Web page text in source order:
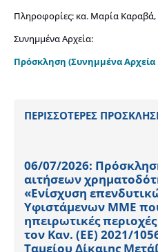
Πληροφορίες: κα. Μαρία Καραβά,
Συνημμένα Αρχεία:
Πρόσκληση (Συνημμένα
ΠΕΡΙΣΣΟΤΕΡΕΣ
06/07/2026:
αιτήσεων
«Ενίσχυση
Υφιστάμενων ΜΜΕ
ηπειρωτικές
τον Καν. (ΕΕ) 2021/
Ταμείου Δίκαιης